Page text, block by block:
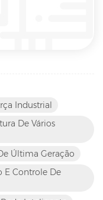
Industrial
De Vários
Última Geração
E Controle De